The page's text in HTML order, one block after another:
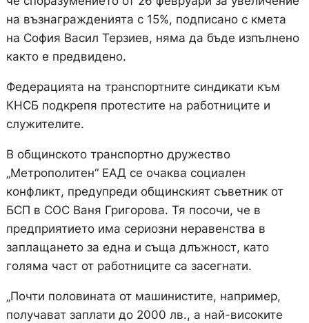
на възнагражденията с 15%, подписано с кмета
на София Васил Терзиев, няма да бъде изпълнено
както е предвидено.
Федерацията на транспортните синдикати към
КНСБ подкрепя протестите на работниците и
служителите.
В общинското транспортно дружество
„Метрополитен“ ЕАД се очаква социален
конфликт, предупреди общинският съветник от
БСП в СОС Ваня Григорова. Тя посочи, че в
предприятието има сериозни неравенства в
заплащането за една и съща длъжност, като
голяма част от работниците са засегнати.
„Почти половината от машинистите, например,
получават заплати до 2000 лв., а най-високите